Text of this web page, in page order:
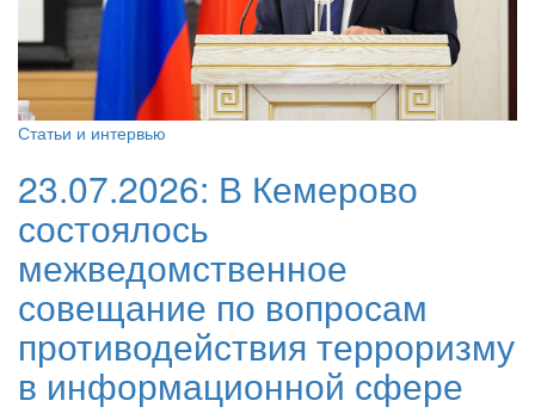
Статьи и интервью
23.07.2026: В Кемерово
состоялось
межведомственное
совещание по вопросам
противодействия терроризму
в информационной сфере